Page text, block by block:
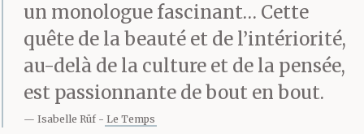
a-t-il dit, et peu de gens
sont des artistes. De
véritables artistes. Ils
veulent exhiber leur
un monologue fascinant… Cette
quête de la beauté et de l’intériorité,
au-delà de la culture et de la pensée,
est passionnante de bout en bout.
Isabelle Rüf Le Temps